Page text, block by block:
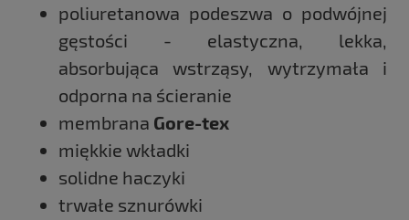
poliuretanowa podeszwa o podwójnej
gęstości - elastyczna, lekka,
absorbująca wstrząsy, wytrzymała i
odporna na ścieranie
membrana Gore-tex
miękkie wkładki
solidne haczyki
trwałe sznurówki